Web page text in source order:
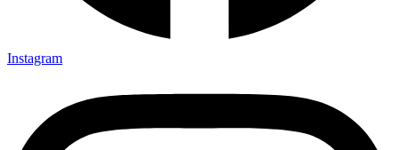
Instagram